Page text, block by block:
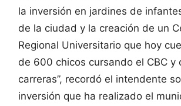
la inversión en jardines de
de la ciudad y la creación de un
Regional Universitario que hoy
de 600 chicos cursando el CBC y
carreras”, recordó el intendente
inversión que ha realizado el